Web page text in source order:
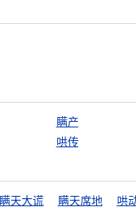
瞒产
哄传
瞒天大谎 瞒天席地 哄